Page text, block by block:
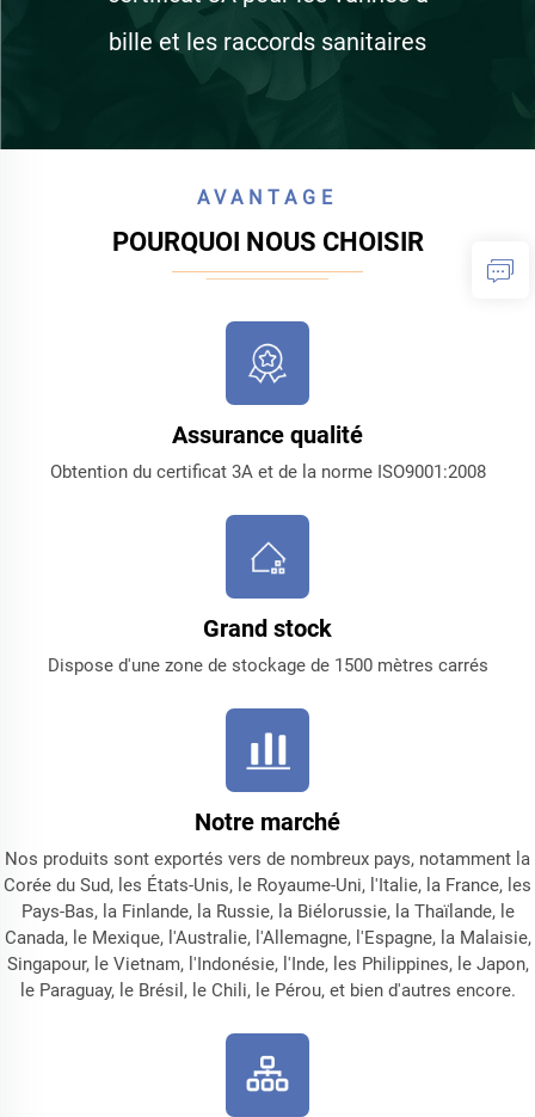
bille et les raccords sanitaires
AVANTAGE
POURQUOI NOUS CHOISIR
Assurance qualité
Obtention du certificat 3A et de la norme ISO9001:2008
Grand stock
Dispose d'une zone de stockage de 1500 mètres carrés
Notre marché
Nos produits sont exportés vers de nombreux pays, notamment la
Corée du Sud, les États-Unis, le Royaume-Uni, l'Italie, la France, les
Pays-Bas, la Finlande, la Russie, la Biélorussie, la Thaïlande, le
Canada, le Mexique, l'Australie, l'Allemagne, l'Espagne, la Malaisie,
Singapour, le Vietnam, l'Indonésie, l'Inde, les Philippines, le Japon,
le Paraguay, le Brésil, le Chili, le Pérou, et bien d'autres encore.